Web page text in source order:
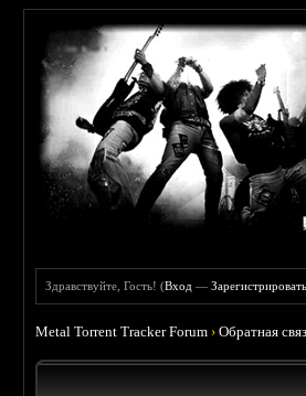
Здравствуйте, Гость! (Вход —
Metal Torrent Tracker Forum ›Обратная